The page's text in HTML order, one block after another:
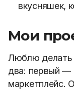
вкусняшек,
Мои
Люблю делать
два: первый —
маркетплейс.